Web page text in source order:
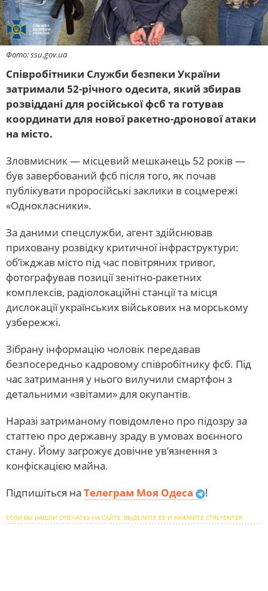
Фото: ssu.gov.ua
Співробітники Служби безпеки України
затримали 52-річного одесита, який збирав
розвіддані для російської фсб та готував
координати для нової ракетно-дронової атаки
на місто.
Зловмисник — місцевий мешканець 52 років —
був завербований фсб після того, як почав
публікувати проросійські заклики в соцмережі
«Однокласники».
За даними спецслужби, агент здійснював
приховану розвідку критичної інфраструктури:
об’їжджав місто під час повітряних тривог,
фотографував позиції зенітно-ракетних
комплексів, радіолокаційні станції та місця
дислокації українських військових на морському
узбережжі.
Зібрану інформацію чоловік передавав
безпосередньо кадровому співробітнику фсб. Під
час затримання у нього вилучили смартфон з
детальними «звітами» для окупантів.
Наразі затриманому повідомлено про підозру за
статтею про державну зраду в умовах воєнного
стану. Йому загрожує довічне ув’язнення з
конфіскацією майна.
Підпишіться на Телеграм Моя Одеса !
ЕСЛИ ВЫ НАШЛИ ОПЕЧАТКУ НА САЙТЕ, ВЫДЕЛИТЕ ЕЕ И НАЖМИТЕ CTRL+ENTER